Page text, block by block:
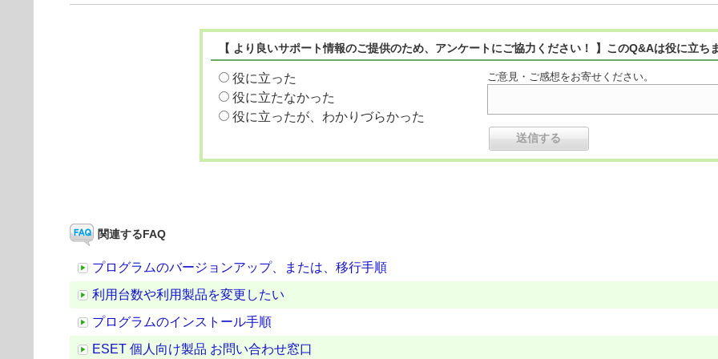
【 より良いサポート情報のご提供のため、アンケートにご協力ください！ 】このQ&Aは役に立ち
役に立った
役に立たなかった
役に立ったが、わかりづらかった
ご意見・ご感想をお寄せください。
関連するFAQ
プログラムのバージョンアップ、または、移行手順
利用台数や利用製品を変更したい
プログラムのインストール手順
ESET 個人向け製品 お問い合わせ窓口